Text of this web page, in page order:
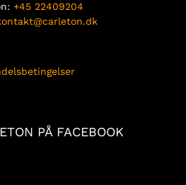
+45 22409204
PÅ FACEBOOK